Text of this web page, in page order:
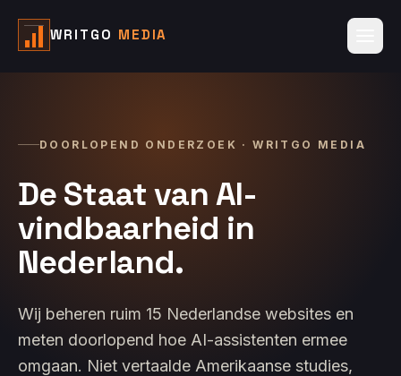
WRITGO MEDIA
DOORLOPEND ONDERZOEK · WRITGO MEDIA
De Staat van AI-
vindbaarheid in
Nederland.
Wij beheren ruim 15 Nederlandse websites en
meten doorlopend hoe AI-assistenten ermee
omgaan. Niet vertaalde Amerikaanse studies,